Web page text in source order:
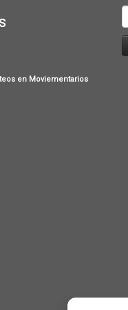
en Moviementarios